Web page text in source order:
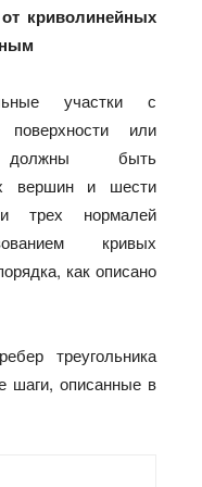
криволинейных
участки с
поверхности или
должны быть
вершин и шести
трех нормалей
кривых
как описано
треугольника
шаги, описанные в